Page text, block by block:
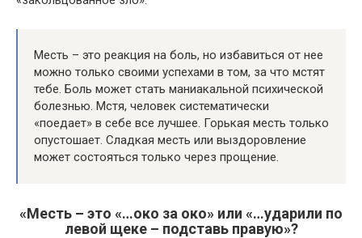
Месть – это реакция на боль, но избавиться от нее
можно только своими успехами в том, за что мстят
тебе. Боль может стать маниакальной психической
болезнью. Мстя, человек систематически
«поедает» в себе все лучшее. Горькая месть только
опустошает. Сладкая месть или выздоровление
может состояться только через прощение.
«Месть – это «…око за око» или «…ударили по
левой щеке – подставь правую»?